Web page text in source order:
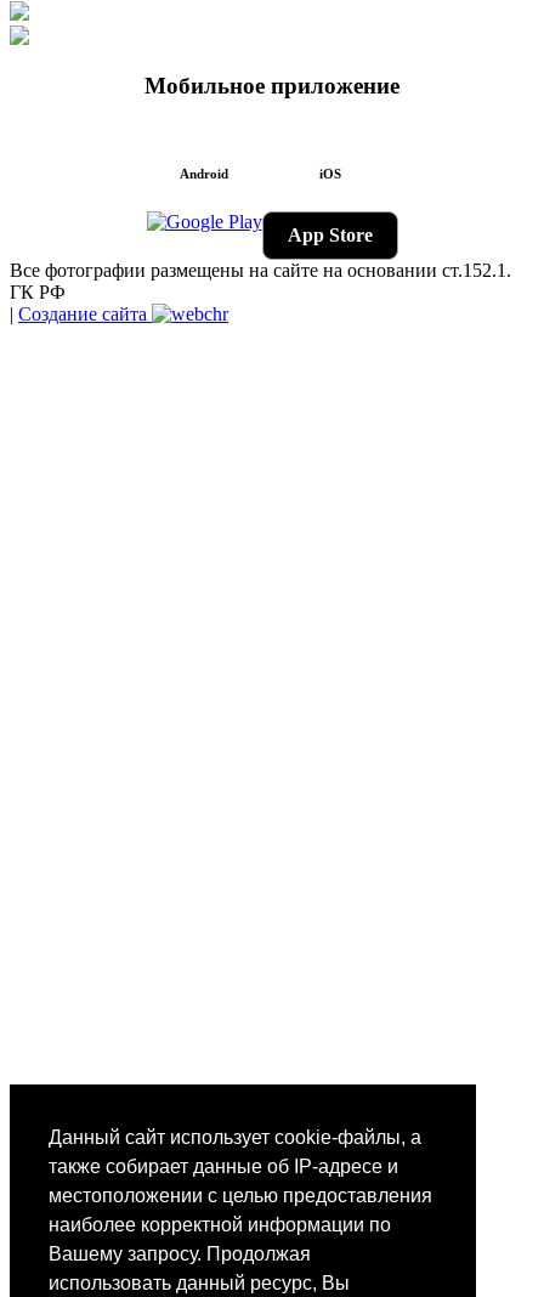
Данный сайт использует cookie-файлы, а
также собирает данные об IP-адресе и
местоположении с целью предоставления
наиболее корректной информации по
Вашему запросу. Продолжая
использовать данный ресурс, Вы
Мобильное приложение
Android iOS
App Store
Все фотографии размещены на сайте на основании ст.152.1.
ГК РФ
| Создание сайта